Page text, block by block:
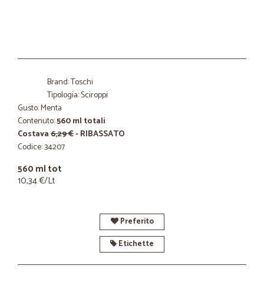
Brand: Toschi
Tipologia: Sciroppi
Gusto: Menta
Contenuto:560 ml totali
Costava6,29 €- RIBASSATO
Codice: 34207
560 ml tot
10,34 €/Lt
Preferito
Etichette